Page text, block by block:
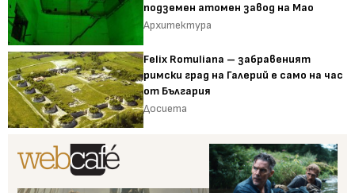
подземен атомен завод на Мао
Архитектура
Felix Romuliana – забравеният
римски град на Галерий е само на час
от България
Досиета